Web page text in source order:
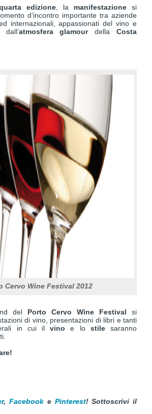
edizione , la manifestazione si
d’incontro importante tra aziende
internazionali, appassionati del vino e
dall’atmosfera glamourdellaCosta
Cervo Wine Festival 2012
del Porto Cervo Wine Festival si
di vino, presentazioni di libri e tanti
in cui ilvino e lo stilesaranno
,Facebook e Pinterest!Sottoscrivi il